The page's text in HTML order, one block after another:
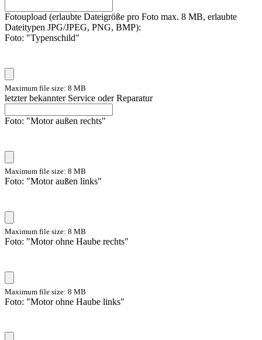
Fotoupload (erlaubte Dateigröße pro Foto max. 8 MB, erlaubte
Dateitypen JPG/JPEG, PNG, BMP):
Foto: "Typenschild"
Maximum file size: 8 MB
letzter bekannter Service oder Reparatur
Foto: "Motor außen rechts"
Maximum file size: 8 MB
Foto: "Motor außen links"
Maximum file size: 8 MB
Foto: "Motor ohne Haube rechts"
Maximum file size: 8 MB
Foto: "Motor ohne Haube links"